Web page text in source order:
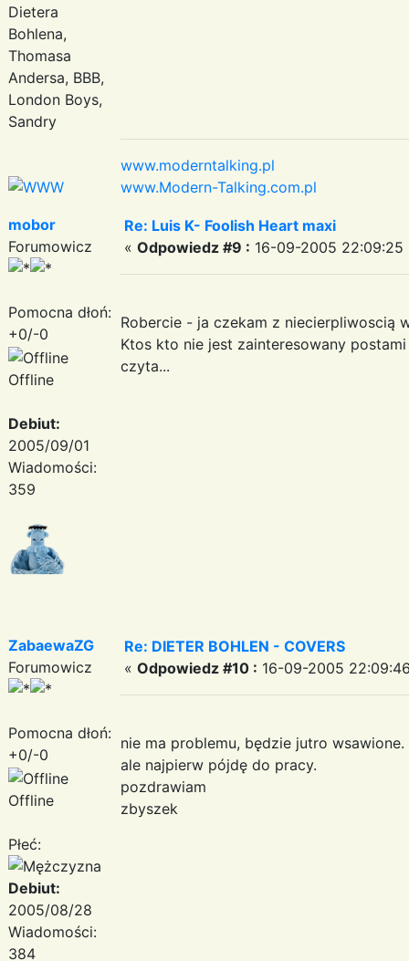
Dietera
Bohlena,
Thomasa
Andersa, BBB,
London Boys,
Sandry
www.moderntalking.pl
www.Modern-Talking.com.pl
mobor
Forumowicz
Pomocna dłoń:
+0/-0
Offline
Debiut:
2005/09/01
Wiadomości:
359
Re: Luis K- Foolish Heart maxi
« Odpowiedz #9 : 16-09-2005 22:09:25
Robercie - ja czekam z niecierpliwoscią
Ktos kto nie jest zainteresowany
czyta...
ZabaewaZG
Forumowicz
Pomocna dłoń:
+0/-0
Offline
Płeć:
Debiut:
2005/08/28
Wiadomości:
384
Re: DIETER BOHLEN - COVERS
« Odpowiedz #10 : 16-09-2005
nie ma problemu, będzie jutro wsawione.
ale najpierw pójdę do pracy.
pozdrawiam
zbyszek